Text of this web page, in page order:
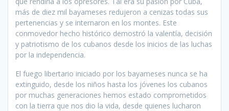
más de diez mil bayameses redujeron a cenizas todas sus
pertenencias y se internaron en los montes. Este
conmovedor hecho histórico demostró la valentía, decisión
y patriotismo de los cubanos desde los inicios de las luchas
por la independencia.
El fuego libertario iniciado por los bayameses nunca se ha
extinguido, desde los niños hasta los jóvenes los cubanos
por muchas generaciones hemos estado comprometidos
con la tierra que nos dio la vida, desde quienes lucharon